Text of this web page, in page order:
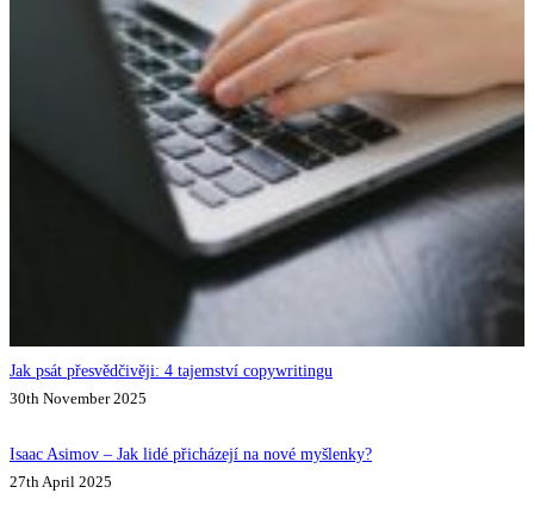
Jak psát přesvědčivěji: 4 tajemství copywritingu
30th November 2025
Isaac Asimov – Jak lidé přicházejí na nové myšlenky?
27th April 2025